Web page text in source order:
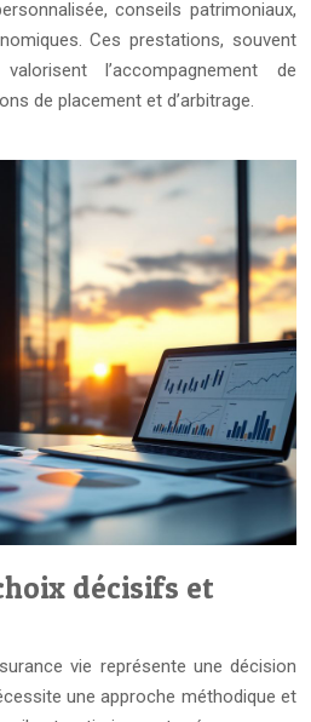
conseils patrimoniaux,
Ces prestations, souvent
l’accompagnement de
de placement et d’arbitrage.
décisifs et
vie représente une décision
une approche méthodique et